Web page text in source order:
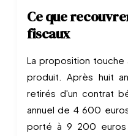
Ce que
fiscaux
La proposition
produit. Après huit
retirés d'un contrat
annuel de 4 600
porté à 9 200 euros